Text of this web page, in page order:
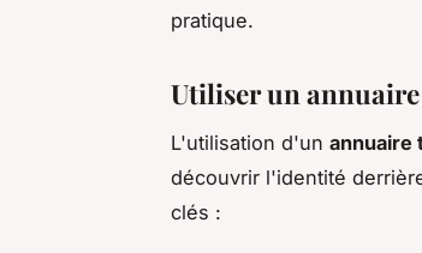
pratique.
Utiliser un
L'utilisation d'un annuaire
découvrir l'identité
clés :